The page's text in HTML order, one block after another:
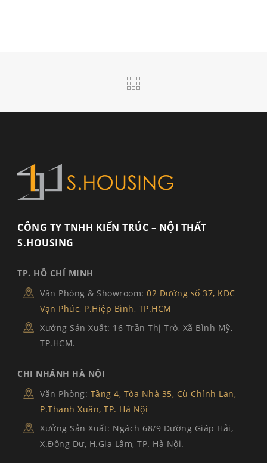
CÔNG TY TNHH KIẾN TRÚC – NỘI THẤT
S.HOUSING
TP. HỒ CHÍ MINH
Văn Phòng & Showroom: 02 Đường số 37, KDC
Vạn Phúc, P.Hiệp Bình, TP.HCM
Xưởng Sản Xuất: 16 Trần Thị Trò, Xã Bình Mỹ,
TP.HCM.
CHI NHÁNH HÀ NỘI
Văn Phòng: Tầng 4, Tòa Nhà 35, Cù Chính Lan,
P.Thanh Xuân, TP. Hà Nội
Xưởng Sản Xuất: Ngách 68/9 Đường Giáp Hải,
X.Đông Dư, H.Gia Lâm, TP. Hà Nội.